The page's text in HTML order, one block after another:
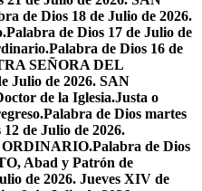
de Dios 18 de Julio de 2026.
Palabra de Dios 17 de Julio de
Palabra de Dios 16 de
SEÑORA DEL
Julio de 2026. SAN
de la Iglesia.Justa o
Palabra de Dios martes
de Julio de 2026.
Palabra de Dios
Abad y Patrón de
de 2026. Jueves XIV de